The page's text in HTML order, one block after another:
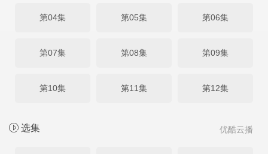
第04集 第05集 第06集
第07集 第08集 第09集
第10集 第11集 第12集
优酷云播
选集